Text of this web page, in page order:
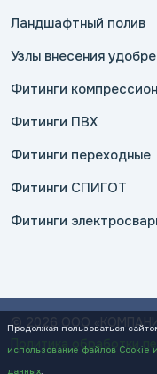
Ландшафтный полив
Узлы внесения
Фитинги
Фитинги ПВХ
Фитинги переходные
Фитинги СПИГОТ
Фитинги
© 2026 ООО
Политика обработки
Продолжая пользоваться
использование файлов Cookie
данных.